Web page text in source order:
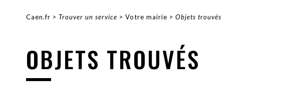
Caen.fr Trouver un service Votre mairie Objets trouvés
OBJETS TROUVÉS